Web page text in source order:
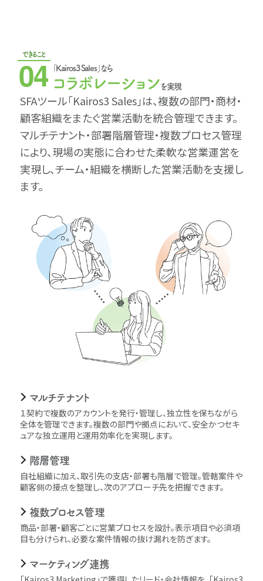
できること
04 ｢Kairos3 Sales｣なら
コラボレーション を実現
SFAツール｢Kairos3 Sales｣は、複数の部門・商材・
顧客組織をまたぐ営業活動を統合管理できます。
マルチテナント・部署階層管理・複数プロセス管理
により、現場の実態に合わせた柔軟な営業運営を
実現し、チーム・組織を横断した営業活動を支援し
ます。
マルチテナント
１契約で複数のアカウントを発行・管理し、独立性を保ちながら
全体を管理できます。複数の部門や拠点において、安全かつセキ
ュアな独立運用と運用効率化を実現します。
階層管理
自社組織に加え、取引先の支店・部署も階層で管理。管轄案件や
顧客側の接点を整理し、次のアプローチ先を把握できます。
複数プロセス管理
商品・部署・顧客ごとに営業プロセスを設計。表示項目や必須項
目も分けられ、必要な案件情報の抜け漏れを防ぎます。
マーケティング連携